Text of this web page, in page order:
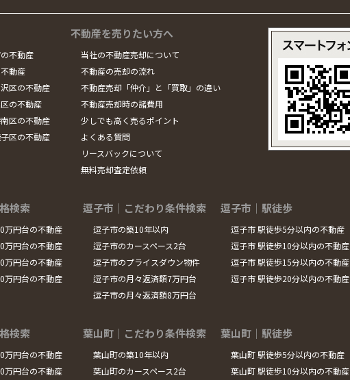
不動産
動産
区の不動産
の不動産
区の不動産
区の不動産
不動産を売りたい方へ
当社の不動産売却について
不動産の売却の流れ
不動産売却「仲介」と「買取」の違い
不動産売却時の諸費用
少しでも高く売るポイント
よくある質問
リースバックについて
無料売却査定依頼
検索
万円台の不動産
万円台の不動産
万円台の不動産
万円台の不動産
逗子市｜こだわり条件検索
逗子市の築10年以内
逗子市のカースペース2台
逗子市のプライスダウン物件
逗子市の月々返済額7万円台
逗子市の月々返済額8万円台
逗子市｜駅徒歩
逗子市 駅徒歩5分以内の不動産
逗子市 駅徒歩10分以内の不動産
逗子市 駅徒歩15分以内の不動産
逗子市 駅徒歩20分以内の不動産
検索
万円台の不動産
万円台の不動産
葉山町｜こだわり条件検索
葉山町の築10年以内
葉山町のカースペース2台
葉山町｜駅徒歩
葉山町 駅徒歩5分以内の不動産
葉山町 駅徒歩10分以内の不動産